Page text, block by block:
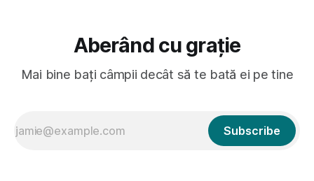
Aberând cu grație
Mai bine bați câmpii decât să te bată ei pe tine
Subscribe